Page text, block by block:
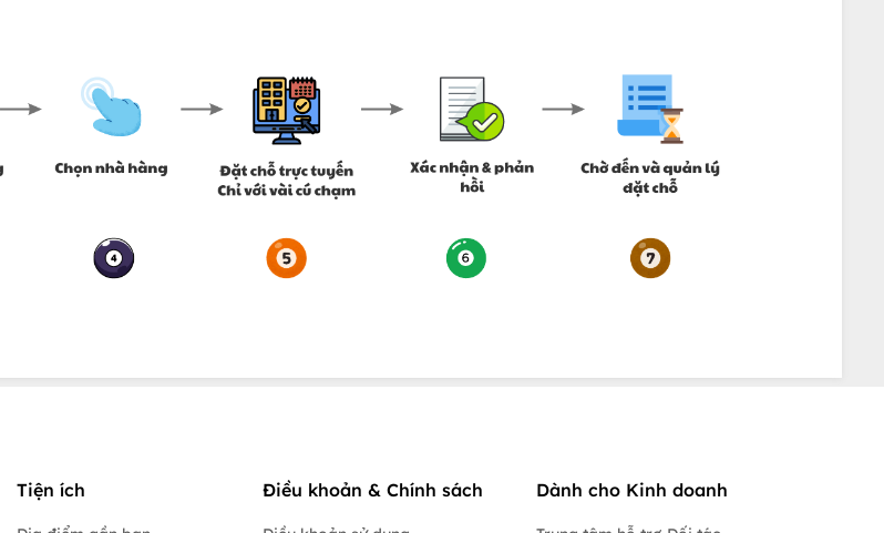
Tiện ích Điều khoản & Chính sách Dành cho Kinh doanh